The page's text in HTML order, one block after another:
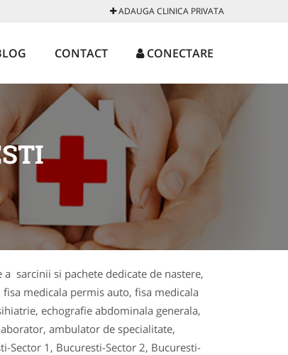
ADAUGA CLINICA PRIVATA
CONTACT CONECTARE
sarcinii si pachete dedicate de nastere,
medicala permis auto, fisa medicala
echografie abdominala generala,
ambulator de specialitate,
Sector 1, Bucuresti-Sector 2, Bucuresti-